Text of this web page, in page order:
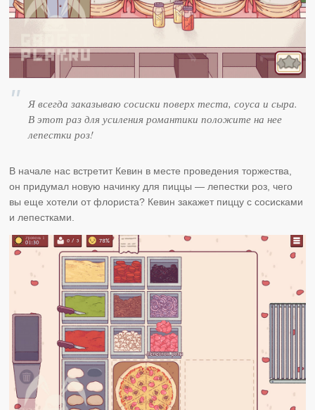
Я всегда заказываю сосиски поверх теста, соуса и сыра.
В этот раз для усиления романтики положите на нее
лепестки роз!
В начале нас встретит Кевин в месте проведения торжества,
он придумал новую начинку для пиццы — лепестки роз, чего
вы еще хотели от флориста? Кевин закажет пиццу с сосисками
и лепестками.